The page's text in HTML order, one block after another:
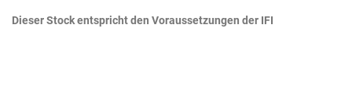
Dieser Stock entspricht den Voraussetzungen der IFI